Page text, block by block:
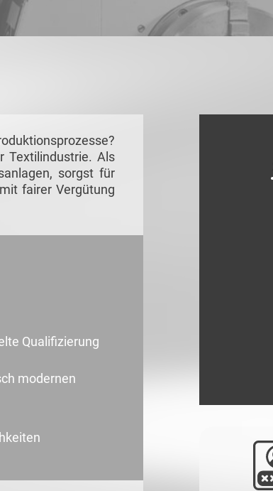
Textilindustrie. Als
sorgst für
fairer Vergütung
Qualifizierung
modernen